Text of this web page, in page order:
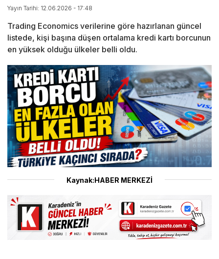
Yayın Tarihi: 12.06.2026 - 17:48
Trading Economics verilerine göre hazırlanan güncel
listede, kişi başına düşen ortalama kredi kartı borcunun
en yüksek olduğu ülkeler belli oldu.
Kaynak:HABER MERKEZİ